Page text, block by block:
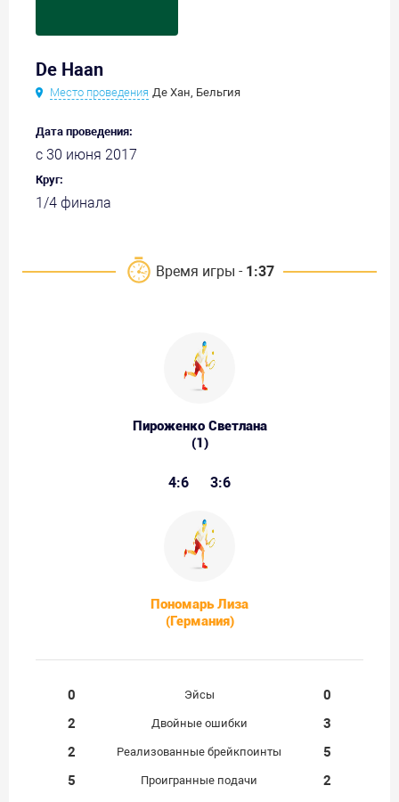
De Haan
Место проведения Де Хан, Бельгия
Дата проведения:
с 30 июня 2017
Круг:
1/4 финала
Время игры - 1:37
Пироженко Светлана
(1)
4:6 3:6
Пономарь Лиза
(Германия)
0 Эйсы
0
2
Двойные ошибки
3
2
Реализованные брейкпоинты
5
5
Проигранные подачи 2